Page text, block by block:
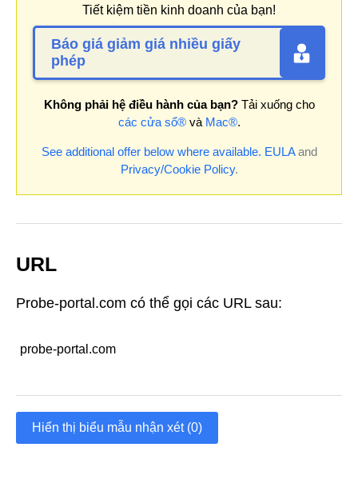
Tiết kiệm tiền kinh doanh của bạn!
Báo giá giảm giá nhiều giấy
phép
Không phải hệ điều hành của bạn?Tải xuống cho
các cửa sổ®và Mac®.
See additional offer below where available. EULAand
Privacy/Cookie Policy.
URL
Probe-portal.com có thể gọi các URL sau:
probe-portal.com
Hiển thị biểu mẫu nhận xét (0)